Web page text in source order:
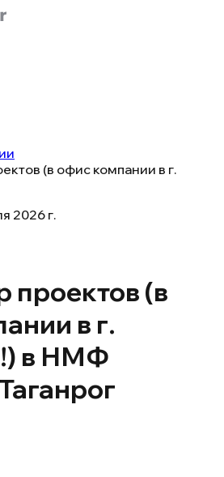
(в офис компании в г.
2026 г.
(в
в г.
в НМФ